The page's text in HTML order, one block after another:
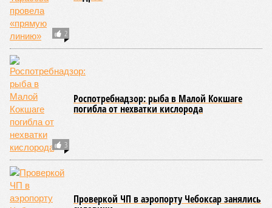
разместилась на 79
КОММЕНТАРИИ 0
07/08
В Чебоксарах в ближайшие годы не будут
достраивать спуск к заливу
07/08
Два предприятия выплатили долги по зарплате
06/08
Суд аннулировал ошибочно оформленные кредиты